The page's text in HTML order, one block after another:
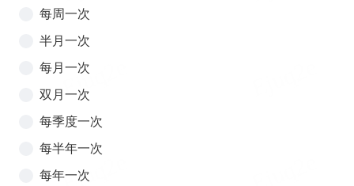
每周一次
半月一次
每月一次
双月一次
每季度一次
每半年一次
每年一次